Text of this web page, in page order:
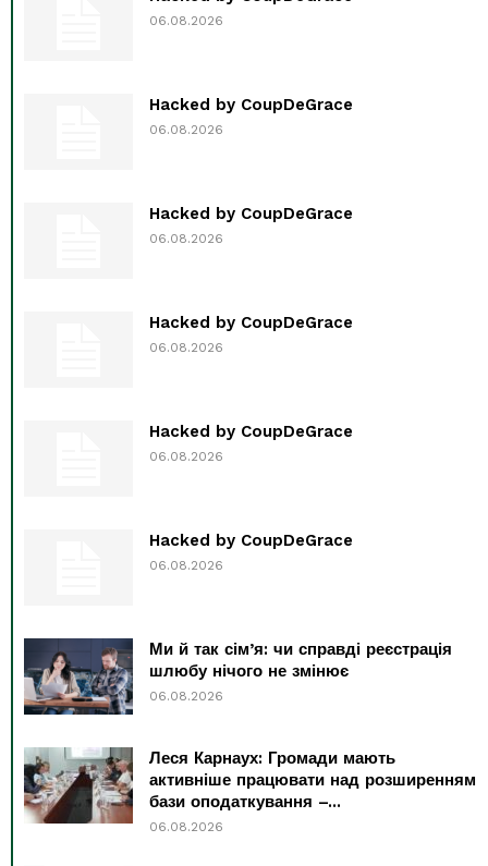
06.08.2026
Hacked by CoupDeGrace
06.08.2026
Hacked by CoupDeGrace
06.08.2026
Hacked by CoupDeGrace
06.08.2026
Hacked by CoupDeGrace
06.08.2026
Hacked by CoupDeGrace
06.08.2026
Ми й так сім’я: чи справді реєстрація
шлюбу нічого не змінює
06.08.2026
Леся Карнаух: Громади мають
активніше працювати над розширенням
бази оподаткування –...
06.08.2026